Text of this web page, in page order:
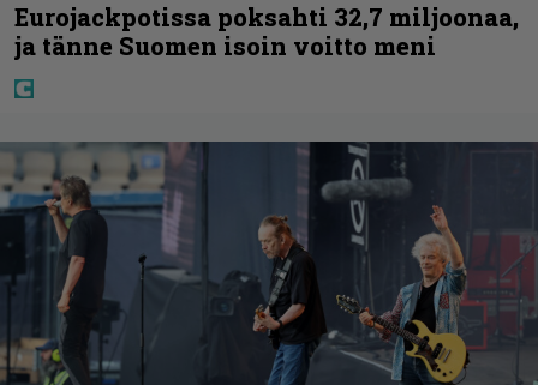
Eurojackpotissa poksahti 32,7 miljoonaa,
ja tänne Suomen isoin voitto meni